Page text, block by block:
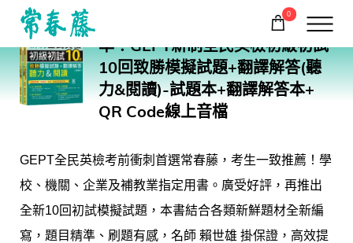
回常春藤首頁
0
購物車
準！GEPT新制全民英檢初級初試
10回致勝模擬試題+翻譯解答(聽
力&閱讀)-試題本+翻譯解答本+
QR Code線上音檔
GEPT全民英檢考前衝刺首選常春藤，考生一致推薦！學
校、機關、企業及補教業指定用書。廣受好評，再推出
全新10回初試模擬試題，本書結合各類新鮮題材全新編
寫，題目精準、刷題有感，名師 賴世雄 掛保證，高效提